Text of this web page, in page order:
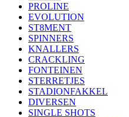
PROLINE
EVOLUTION
ST8MENT
SPINNERS
KNALLERS
CRACKLING
FONTEINEN
STERRETJES
STADIONFAKKEL
DIVERSEN
SINGLE SHOTS